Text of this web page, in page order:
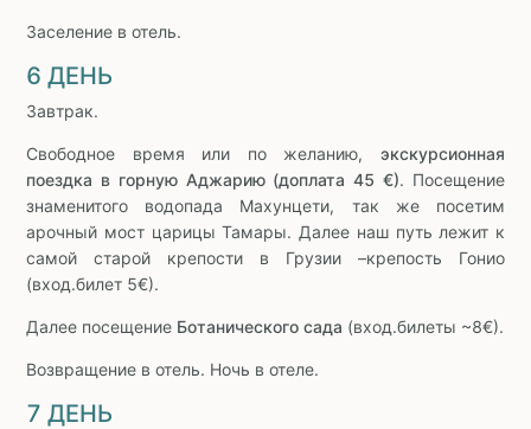
Заселение в отель.
6 ДЕНЬ
Завтрак.
Свободное время или по желанию, экскурсионная
поездка в горную Аджарию (доплата 45 €). Посещение
знаменитого водопада Махунцети, так же посетим
арочный мост царицы Тамары. Далее наш путь лежит к
самой старой крепости в Грузии –крепость Гонио
(вход.билет 5€).
Далее посещение Ботанического сада (вход.билеты ~8€).
Возвращение в отель. Ночь в отеле.
7 ДЕНЬ